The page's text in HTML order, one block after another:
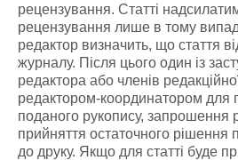
рецензування. Статті
рецензування лише в тому
редактор визначить, що стаття
журналу. Після цього один із
редактора або членів
редактором-координатором для
поданого рукопису, запрошення
прийняття остаточного рішення
до друку. Якщо для статті буде